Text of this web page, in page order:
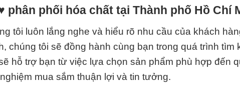
phân phối hóa chất tại Thành phố Hồ Chí
tôi luôn lắng nghe và hiểu rõ nhu cầu của khách
chúng tôi sẽ đồng hành cùng bạn trong quá trình tìm
hỗ trợ bạn từ việc lựa chọn sản phẩm phù hợp đến
mua sắm thuận lợi và tin tưởng.